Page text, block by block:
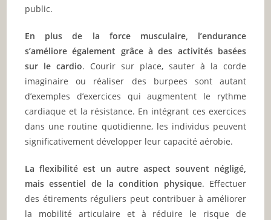
public.
En plus de la force musculaire, l’endurance
s’améliore également grâce à des activités basées
sur le cardio. Courir sur place, sauter à la corde
imaginaire ou réaliser des burpees sont autant
d’exemples d’exercices qui augmentent le rythme
cardiaque et la résistance. En intégrant ces exercices
dans une routine quotidienne, les individus peuvent
significativement développer leur capacité aérobie.
La flexibilité est un autre aspect souvent négligé,
mais essentiel de la condition physique. Effectuer
des étirements réguliers peut contribuer à améliorer
la mobilité articulaire et à réduire le risque de